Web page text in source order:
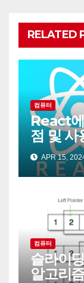
RELATED
컴퓨터
React
점 및 사
APR 15,
컴퓨터
슬라이
알고리